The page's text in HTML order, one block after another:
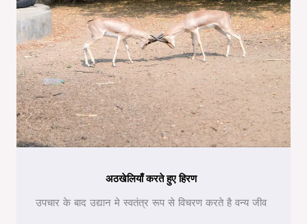
अठखेलियाँ करते हुए हिरण
उपचार के बाद उद्यान मे स्वतंत्र रूप से विचरण करते है वन्य जीव